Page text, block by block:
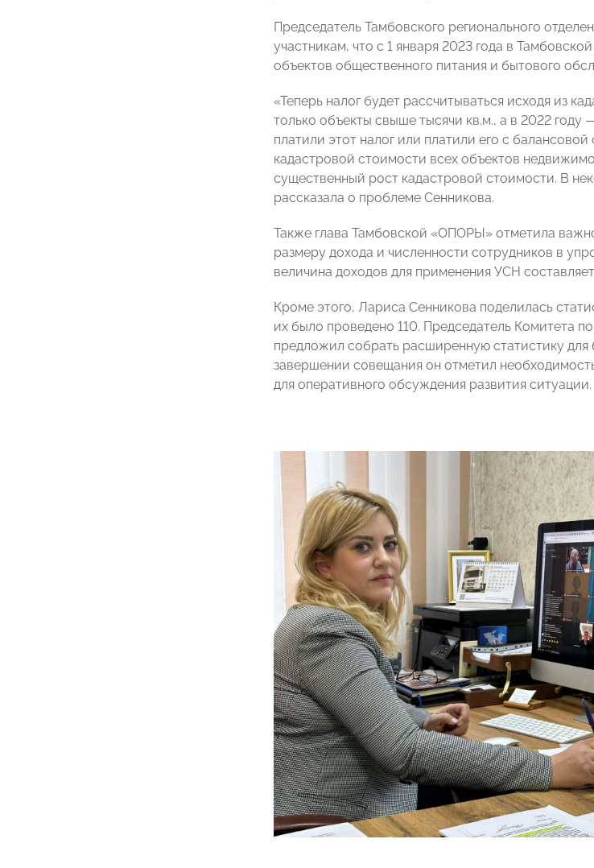
Председатель Тамбовского регионального
участникам, что с 1 января 2023 года в
объектов общественного питания и бытового
«Теперь налог будет рассчитываться исходя из
только объекты свыше тысячи кв.м., а в 2022
платили этот налог или платили его с
кадастровой стоимости всех объектов
существенный рост кадастровой стоимости. В
рассказала о проблеме Сенникова.
Также глава Тамбовской «ОПОРЫ» отметила
размеру дохода и численности сотрудников в
величина доходов для применения УСН
Кроме этого, Лариса Сенникова поделилась
их было проведено 110. Председатель
предложил собрать расширенную статистику для
завершении совещания он отметил
для оперативного обсуждения развития ситуации.